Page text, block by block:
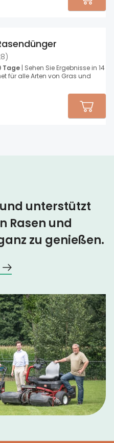
)
Tage | Sehen Sie Ergebnisse in 14
für alle Arten von Gras und
unterstützt
Rasen und
zu genießen.